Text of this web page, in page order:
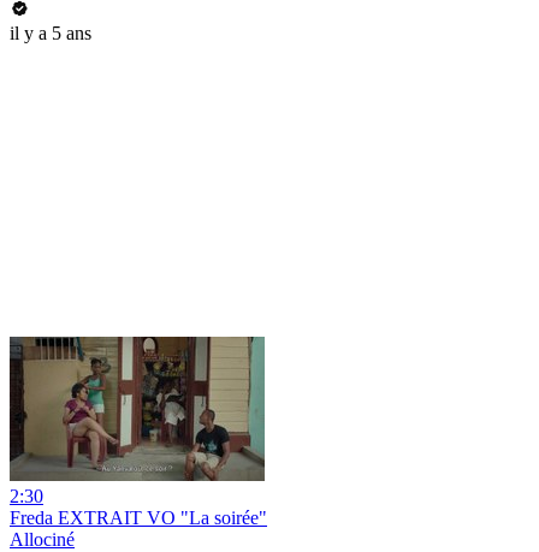
il y a 5 ans
2:30
Freda EXTRAIT VO "La soirée"
Allociné